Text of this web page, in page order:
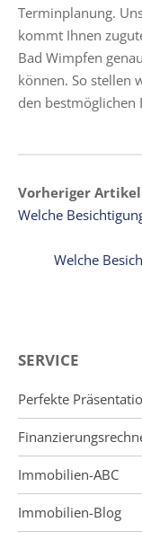
Terminplanung.
kommt Ihnen
Bad Wimpfen
können. So stellen
den
Vorheriger
Welche
Welche
SERVICE
Perfekte
Immobilien-ABC
Immobilien-Blog